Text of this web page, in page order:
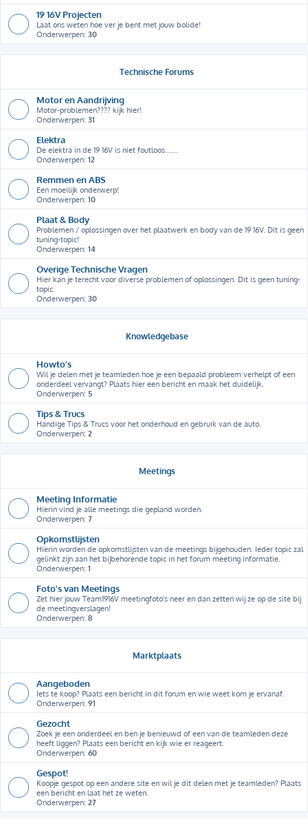
19 16V Projecten
Laat ons weten hoe ver je bent met jouw bolide!
Onderwerpen: 30
Technische Forums
Motor en Aandrijving
Motor-problemen???? kijk hier!
Onderwerpen: 31
Elektra
De elektra in de 19 16V is niet foutloos......
Onderwerpen: 12
Remmen en ABS
Een moeilijk onderwerp!
Onderwerpen: 10
Plaat & Body
Problemen / oplossingen over het plaatwerk en body van de 19 16V. Dit is geen
tuning-topic!
Onderwerpen: 14
Overige Technische Vragen
Hier kan je terecht voor diverse problemen of oplossingen. Dit is geen tuning-
topic.
Onderwerpen: 30
Knowledgebase
Howto's
Wil je delen met je teamleden hoe je een bepaald probleem verhelpt of een
onderdeel vervangt? Plaats hier een bericht en maak het duidelijk.
Onderwerpen: 5
Tips & Trucs
Handige Tips & Trucs voor het onderhoud en gebruik van de auto.
Onderwerpen: 2
Meetings
Meeting Informatie
Hierin vind je alle meetings die gepland worden.
Onderwerpen: 7
Opkomstlijsten
Hierin worden de opkomstlijsten van de meetings bijgehouden. Ieder topic zal
gelinkt zijn aan het bijbehorende topic in het forum meeting informatie.
Onderwerpen: 1
Foto's van Meetings
Zet hier jouw Team1916V meetingfoto's neer en dan zetten wij ze op de site bij
de meetingverslagen!
Onderwerpen: 8
Marktplaats
Aangeboden
Iets te koop? Plaats een bericht in dit forum en wie weet kom je ervanaf.
Onderwerpen: 91
Gezocht
Zoek je een onderdeel en ben je benieuwd of een van de teamleden deze
heeft liggen? Plaats een bericht en kijk wie er reageert.
Onderwerpen: 60
Gespot!
Koopje gespot op een andere site en wil je dit delen met je teamleden? Plaats
een bericht en laat het ze weten.
Onderwerpen: 27